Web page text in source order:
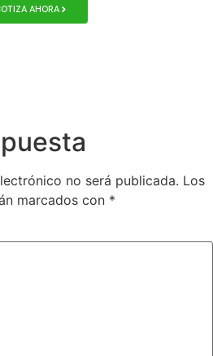
AHORA
no será publicada. Los
marcados con *